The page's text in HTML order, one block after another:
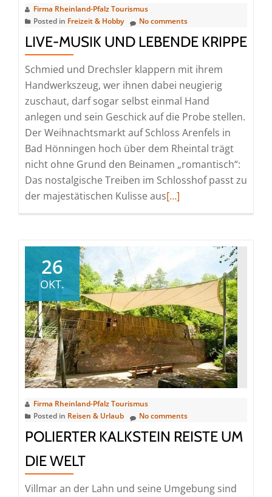
Firma Rheinland-Pfalz Tourismus
Posted in Freizeit & Hobby No comments
LIVE-MUSIK UND LEBENDE KRIPPE
Schmied und Drechsler klappern mit ihrem
Handwerkszeug, wer ihnen dabei neugierig
zuschaut, darf sogar selbst einmal Hand
anlegen und sein Geschick auf die Probe stellen.
Der Weihnachtsmarkt auf Schloss Arenfels in
Bad Hönningen hoch über dem Rheintal trägt
nicht ohne Grund den Beinamen „romantisch“:
Das nostalgische Treiben im Schlosshof passt zu
der majestätischen Kulisse ausRead
und
lebende
Krippe
[…]
26
OKT.
Firma Rheinland-Pfalz Tourismus
Posted in Reisen & Urlaub No comments
POLIERTER KALKSTEIN REISTE UM
DIE WELT
Villmar an der Lahn und seine Umgebung sind